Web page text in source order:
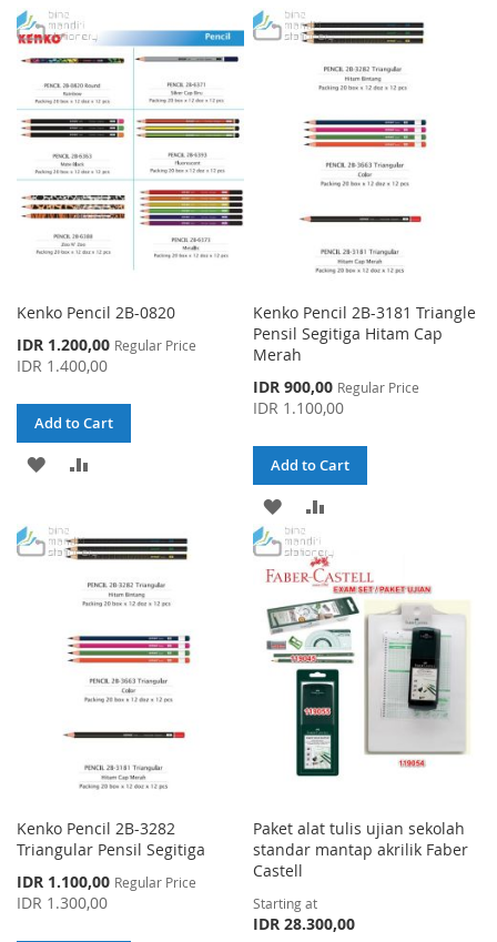
TO
WISH
LIST
COMPARE
TO
WISH
TO
COMPARE
Kenko Pencil 2B-0820
Special
Price
IDR 1.200,00 Regular Price
IDR 1.400,00
Add to Cart
ADD
WISHCOMPARE
Kenko Pencil 2B-3181 Triangle
Pensil Segitiga Hitam Cap
Merah
Special
Price
IDR 900,00 Regular Price
IDR 1.100,00
Add to Cart
ADD
TO
WISH
LIST
COMPARE
Kenko Pencil 2B-3282
Triangular Pensil Segitiga
Special
Price
IDR 1.100,00 Regular Price
IDR 1.300,00
Paket alat tulis ujian sekolah
standar mantap akrilik Faber
Castell
Starting at
IDR 28.300,00